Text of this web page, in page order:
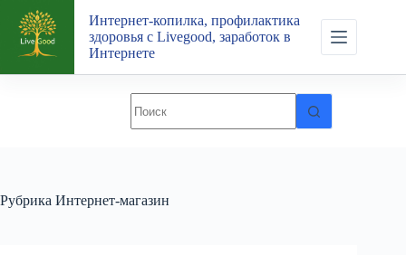
Перейти
сути
Интернет-копилка, профилактика
здоровья с Livegood, заработок в
Интернете
Рубрика Интернет-магазин